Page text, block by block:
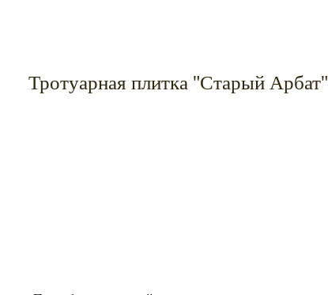
Тротуарная плитка "Старый Арбат"